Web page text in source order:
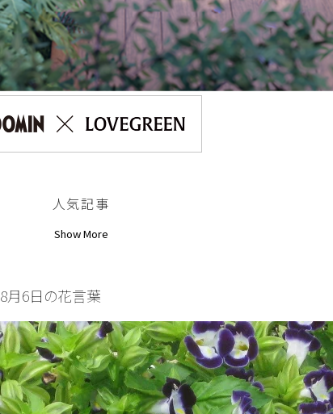
人気記事
Show More
8月6日の花言葉